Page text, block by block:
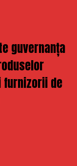
guvernanța
furnizorii de